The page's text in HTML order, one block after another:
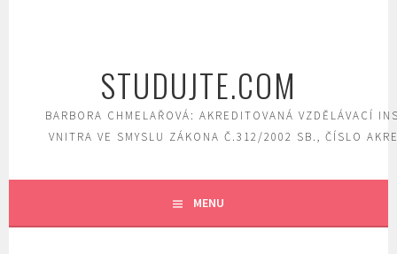
STUDUJTE.COM
BARBORA CHMELAŘOVÁ: AKREDITOVANÁ VZDĚLÁVACÍ
VNITRA VE SMYSLU ZÁKONA Č.312/2002 SB., ČÍSLO
MENU